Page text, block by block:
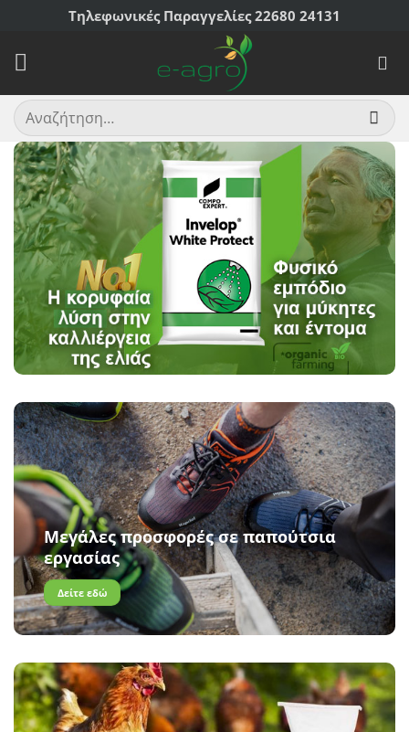
Μετάβαση
περιεχόμενο
Τηλεφωνικές Παραγγελίες 22680 24131
Αναζήτηση
για:
Μεγάλες προσφορές σε παπούτσια
εργασίας
Δείτε εδώ